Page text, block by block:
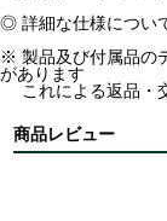
◎ 詳細な仕様につい
※ 製品及び付属品の
があります
これによる返品・
商品レビュー